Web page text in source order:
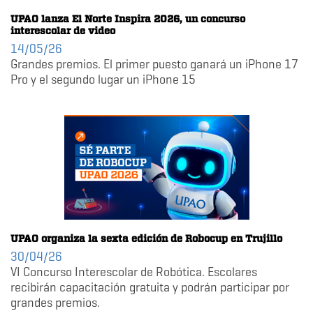
UPAO lanza El Norte Inspira 2026, un concurso
interescolar de video
14/05/26
Grandes premios. El primer puesto ganará un iPhone 17
Pro y el segundo lugar un iPhone 15
UPAO organiza la sexta edición de Robocup en Trujillo
30/04/26
VI Concurso Interescolar de Robótica. Escolares
recibirán capacitación gratuita y podrán participar por
grandes premios.